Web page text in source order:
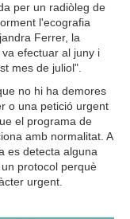
per un radiòleg de
l'ecografia
Ferrer, la
efectuar al juny i
mes de juliol".
no hi ha demores
o una petició urgent
el programa de
amb normalitat. A
es detecta alguna
protocol perquè
urgent.